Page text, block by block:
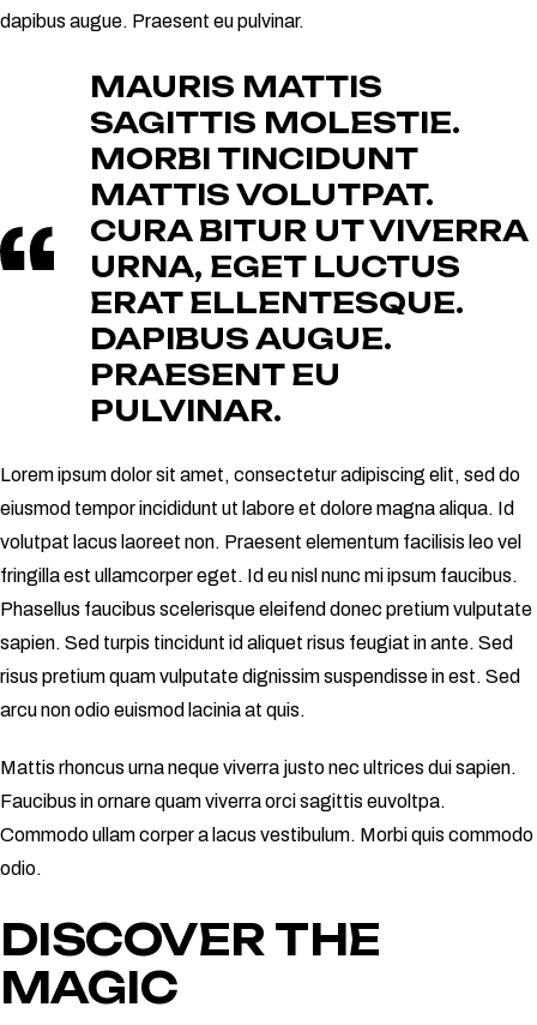
dapibus augue. Praesent eu pulvinar.
MAURIS MATTIS
SAGITTIS MOLESTIE.
MORBI TINCIDUNT
MATTIS VOLUTPAT.
CURA BITUR UT VIVERRA
URNA, EGET LUCTUS
ERAT ELLENTESQUE.
DAPIBUS AUGUE.
PRAESENT EU
PULVINAR.
Lorem ipsum dolor sit amet, consectetur adipiscing elit, sed do
eiusmod tempor incididunt ut labore et dolore magna aliqua. Id
volutpat lacus laoreet non. Praesent elementum facilisis leo vel
fringilla est ullamcorper eget. Id eu nisl nunc mi ipsum faucibus.
Phasellus faucibus scelerisque eleifend donec pretium vulputate
sapien. Sed turpis tincidunt id aliquet risus feugiat in ante. Sed
risus pretium quam vulputate dignissim suspendisse in est. Sed
arcu non odio euismod lacinia at quis.
Mattis rhoncus urna neque viverra justo nec ultrices dui sapien.
Faucibus in ornare quam viverra orci sagittis euvoltpa.
Commodo ullam corper a lacus vestibulum. Morbi quis commodo
odio.
DISCOVER THE
MAGIC